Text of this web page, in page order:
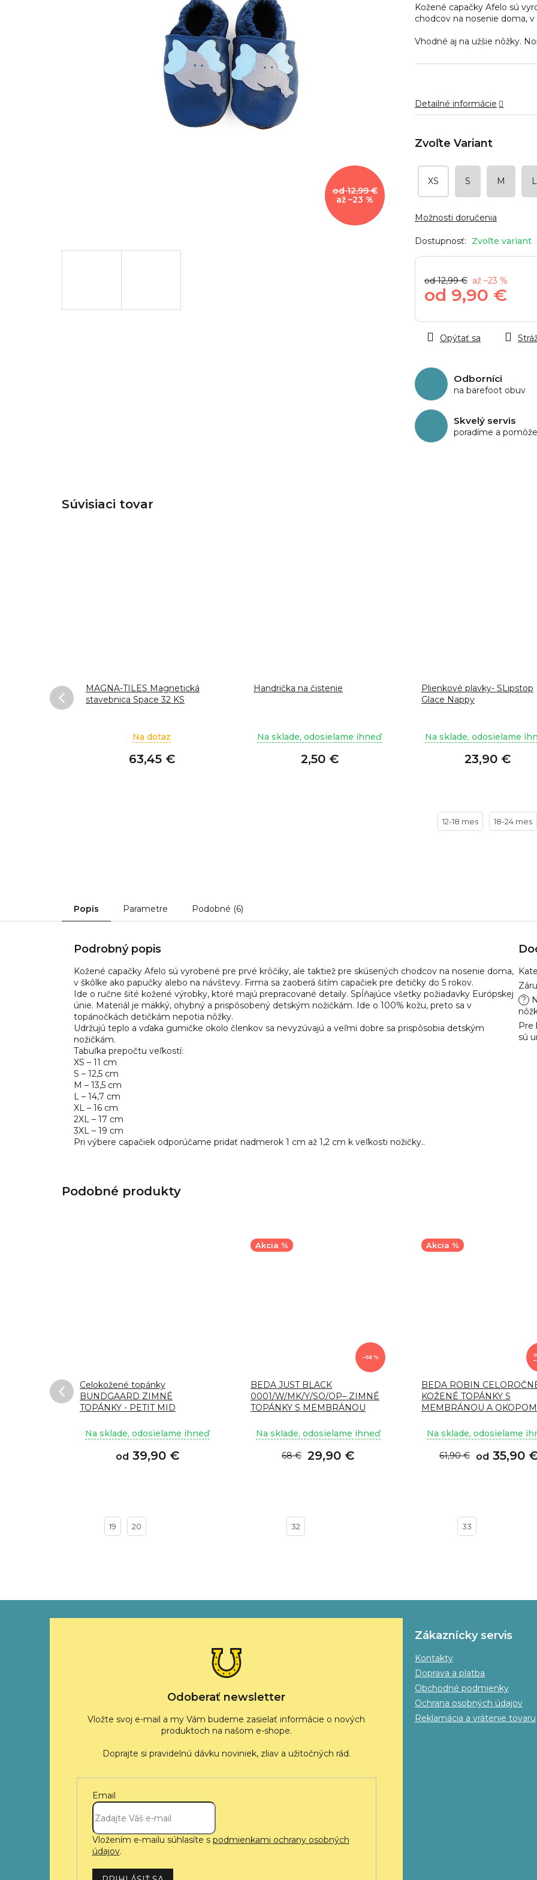
od 12,99 €
až –23 %
Zvoľte variant
XS S M L
Možnosti doručenia
od 12,99 € až –23 %
od 9,90 €
cena:
Odborníci
na barefoot obuv
Skvelý servis
poradíme a
Kožené capačky Afelo sú
chodcov na nosenie doma,
Vhodné aj na užšie nôžky.
Detailné informácie
Opýtať sa
5
hviezdičiek.
Súvisiaci tovar
MAGNA-TILES Magnetická
stavebnica Space 32 KS
Na dotaz
63,45 €
Handrička na čistenie
Na sklade, odosielame ihneď
2,50 €
Plienkové plavky- SLipstop
Glace Nappy
Na sklade, odosielame
23,90 €
12-18 mes 18-24 mes
Popis Parametre Podobné (6)
Podrobný popis
Kožené capačky Afelo sú vyrobené pre prvé krôčiky, ale taktiež pre skúsených chodcov na nosenie doma,
v škôlke ako papučky alebo na návštevy. Firma sa zaoberá šitím capačiek pre detičky do 5 rokov.
Ide o ručne šité kožené výrobky, ktoré majú prepracované detaily. Spĺňajúce všetky požiadavky Európskej
únie. Materiál je mäkký, ohybný a prispôsobený detským nožičkám. Ide o 100% kožu, preto sa v
topánočkách detičkám nepotia nôžky.
Udržujú teplo a vďaka gumičke okolo členkov sa nevyzúvajú a veľmi dobre sa prispôsobia detským
nožičkám.
Tabuľka prepočtu veľkostí:
XS – 11 cm
S – 12,5 cm
M – 13,5 cm
L – 14,7 cm
XL – 16 cm
2XL – 17 cm
3XL – 19 cm
Pri výbere capačiek odporúčame pridať nadmerok 1 cm až 1,2 cm k veľkosti nožičky..
?
Pre
sú
Celokožené topánky
BUNDGAARD ZIMNÉ
TOPÁNKY - PETIT MID
Na sklade, odosielame ihneď
od 39,90 €
19 20
Akcia %
–56 %
BEDA JUST BLACK
0001/W/MK/Y/SO/OP– ZIMNÉ
TOPÁNKY S MEMBRÁNOU
Na sklade, odosielame ihneď
29,90 €
68 €
32
Akcia %
BEDA ROBIN
KOŽENÉ TOPÁNKY S
MEMBRÁNOU A
Na sklade, odosielame
od 35,90
61,90 €
33
Odoberať newsletter
Vložte svoj e-mail a my Vám budeme zasielať informácie o nových
produktoch na našom e-shope.
Email
Vložením e-mailu súhlasíte s podmienkami ochrany osobných
údajov.
Zákaznícky servis
Kontakty
Doprava a platba
Obchodné podmienky
Ochrana osobných údajov
Reklamácia a vrátenie tovaru